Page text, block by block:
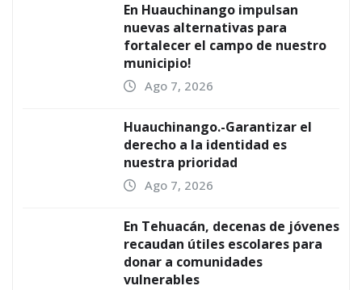
En Huauchinango impulsan
nuevas alternativas para
fortalecer el campo de nuestro
municipio!
Ago 7, 2026
Huauchinango.-Garantizar el
derecho a la identidad es
nuestra prioridad
Ago 7, 2026
En Tehuacán, decenas de jóvenes
recaudan útiles escolares para
donar a comunidades
vulnerables